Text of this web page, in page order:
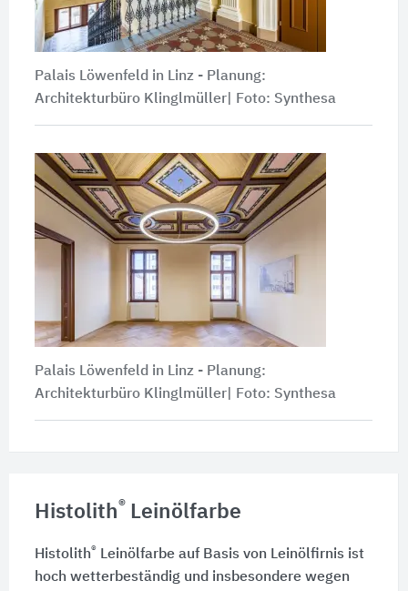
Palais Löwenfeld in Linz - Planung:
Architekturbüro Klinglmüller| Foto: Synthesa
Palais Löwenfeld in Linz - Planung:
Architekturbüro Klinglmüller| Foto: Synthesa
Histolith® Leinölfarbe
Histolith® Leinölfarbe auf Basis von Leinölfirnis ist
hoch wetterbeständig und insbesondere wegen